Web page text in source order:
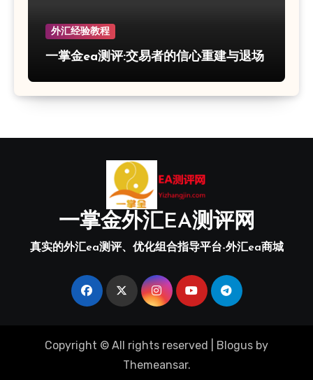
外汇经验教程
一掌金ea测评:交易者的信心重建与退场
一掌金外汇EA测评网
真实的外汇ea测评、优化组合指导平台-外汇ea商城
Copyright © All rights reserved Blogus by
Themeansar.